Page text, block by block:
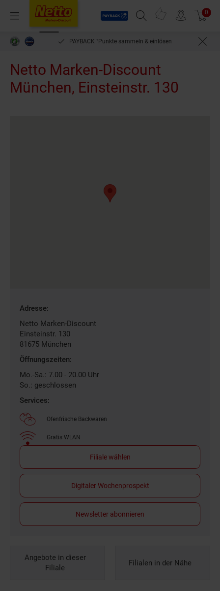
Menü
Payback
Suchfeld einblenden
Prospekte 0
PAYBACK °Punkte sammeln & einlösen
Netto Marken-Discount
München, Einsteinstr. 130
Gefundene
Filiale
Adresse:
Netto Marken-Discount
Einsteinstr. 130
81675 München
Öffnungszeiten:
Mo.-Sa.: 7.00 - 20.00 Uhr
So.: geschlossen
Services:
Ofenfrische Backwaren
Gratis WLAN
Filiale wählen
Digitaler Wochenprospekt
Newsletter abonnieren
Angebote in dieser
Filiale
Filialen in der Nähe